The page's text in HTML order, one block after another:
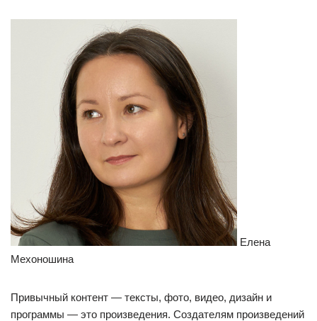
Елена
Мехоношина
Привычный контент — тексты, фото, видео, дизайн и
программы — это произведения. Создателям произведений